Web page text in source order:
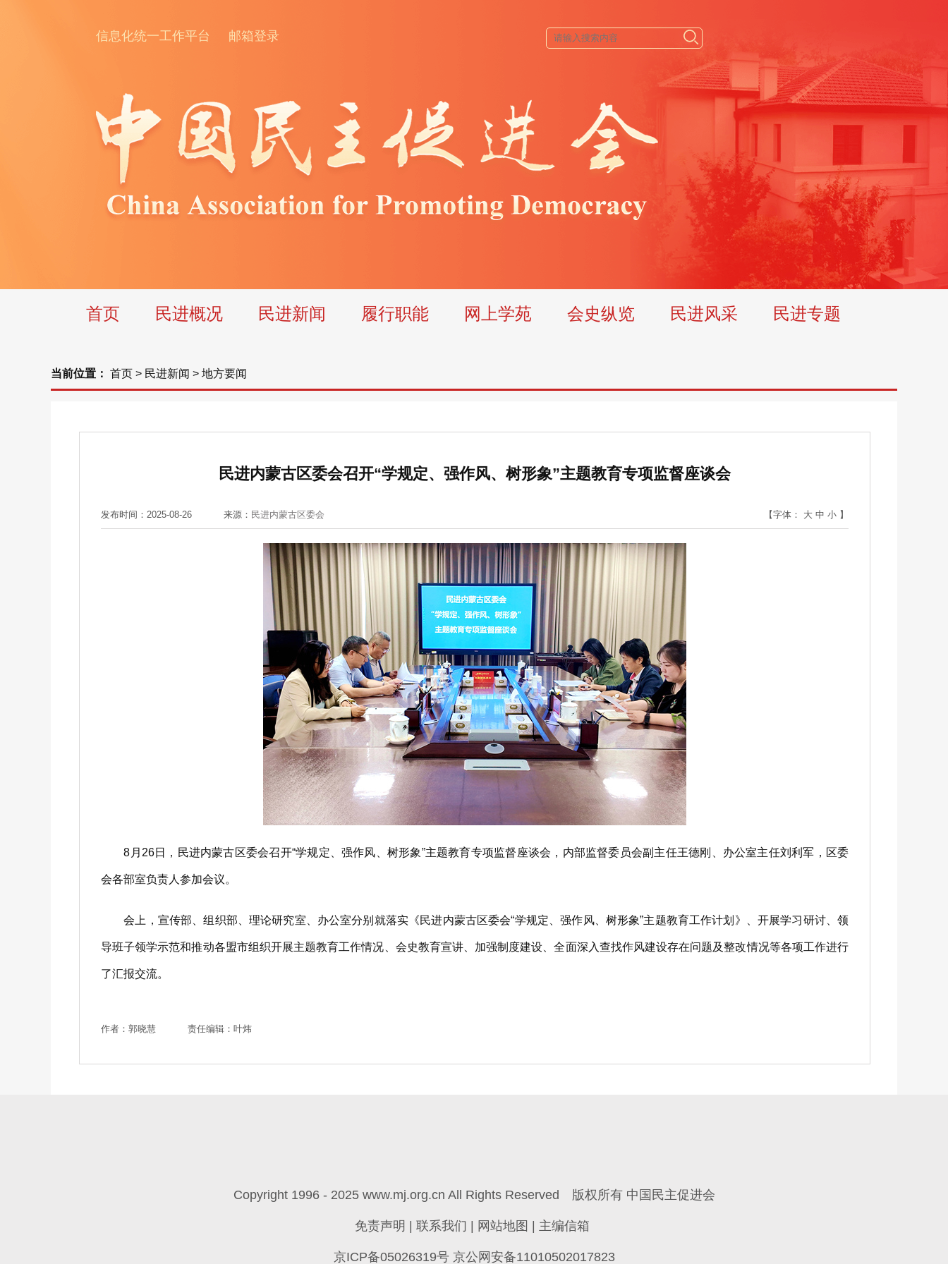
信息化统一工作平台 邮箱登录
首页 民进概况 民进新闻 履行职能 网上学苑 会史纵览 民进风采 民进专题
当前位置： 首页 > 民进新闻 > 地方要闻
民进内蒙古区委会召开“学规定、强作风、树形象”主题教育专项监督座谈会
发布时间：2025-08-26 来源： 民进内蒙古区委会 【字体： 大 中 小 】
8月26日，民进内蒙古区委会召开“学规定、强作风、树形象”主题教育专项监督座谈会，内部监督委员会副主任王德刚、办公室主任刘利军，区委
会各部室负责人参加会议。
会上，宣传部、组织部、理论研究室、办公室分别就落实《民进内蒙古区委会“学规定、强作风、树形象”主题教育工作计划》、开展学习研讨、领
导班子领学示范和推动各盟市组织开展主题教育工作情况、会史教育宣讲、加强制度建设、全面深入查找作风建设存在问题及整改情况等各项工作进行
了汇报交流。
作者：郭晓慧 责任编辑：叶炜
Copyright 1996 - 2025 www.mj.org.cn All Rights Reserved 版权所有 中国民主促进会
免责声明 联系我们 网站地图 主编信箱
京ICP备05026319号 京公网安备11010502017823